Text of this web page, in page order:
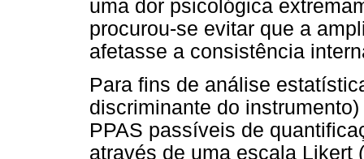
uma dor psicológica
procurou-se evitar que a
afetasse a consistência
Para fins de análise
discriminante do
PPAS passíveis de
através de uma escala Likert